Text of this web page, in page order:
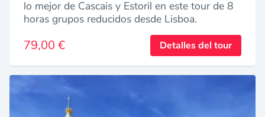
lo mejor de Cascais y Estoril en este tour de 8
horas grupos reducidos desde Lisboa.
79,00 € Detalles del tour